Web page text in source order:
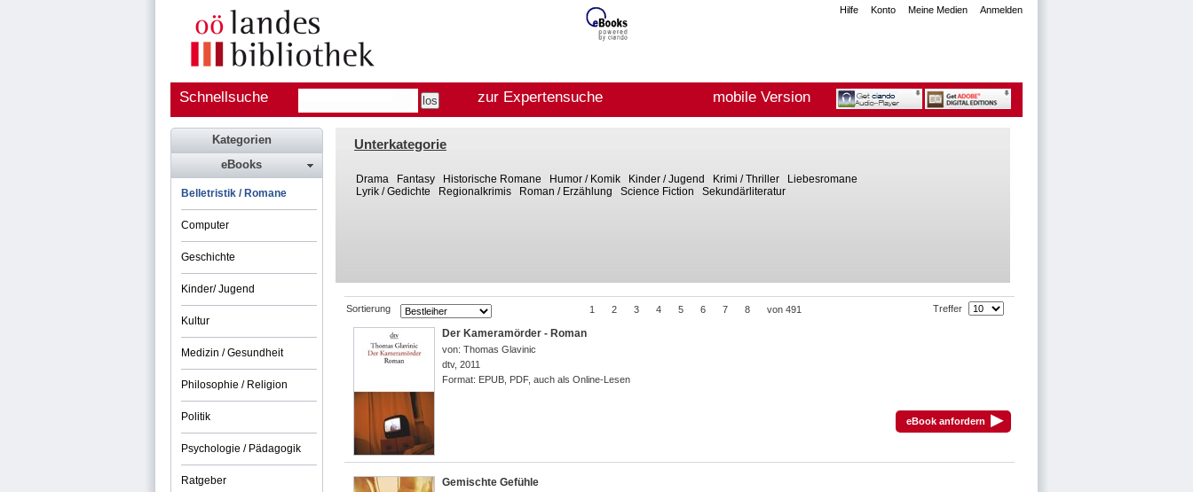
Anmelden
Meine Medien
Konto
Hilfe
Schnellsuche zur Expertensuche mobile Version
Unterkategorie
Drama Fantasy Historische Romane Humor / Komik Kinder / Jugend Krimi / Thriller
Liebesromane
Lyrik / Gedichte
Regionalkrimis Roman / Erzählung Science Fiction Sekundärliteratur
Sortierung 1 2 3 4 5 6 7 8 von 491 Treffer
Der Kameramörder - Roman
von: Thomas Glavinic
dtv, 2011
Format: EPUB, PDF, auch als Online-Lesen
eBook anfordern ▸
Gemischte Gefühle
Kategorien
eBooks
Belletristik / Romane
Computer
Geschichte
Kinder/ Jugend
Kultur
Medizin / Gesundheit
Philosophie / Religion
Politik
Psychologie / Pädagogik
Ratgeber